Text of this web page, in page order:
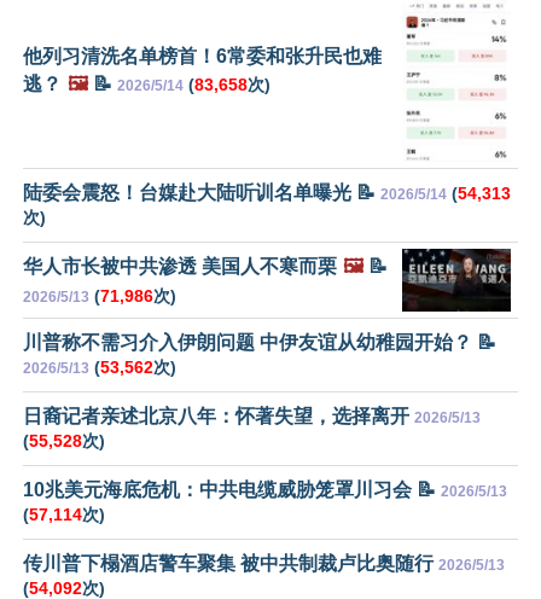
他列习清洗名单榜首！6常委和张升民也难
逃？ 🖼️📝 2026/5/14 (83,658次)
陆委会震怒！台媒赴大陆听训名单曝光 📝 2026/5/14 (54,313
次)
华人市长被中共渗透 美国人不寒而栗 🖼️📝
2026/5/13 (71,986次)
川普称不需习介入伊朗问题 中伊友谊从幼稚园开始？ 📝
2026/5/13 (53,562次)
日裔记者亲述北京八年：怀著失望，选择离开 2026/5/13
(55,528次)
10兆美元海底危机：中共电缆威胁笼罩川习会 📝 2026/5/13
(57,114次)
传川普下榻酒店警车聚集 被中共制裁卢比奥随行 2026/5/13
(54,092次)